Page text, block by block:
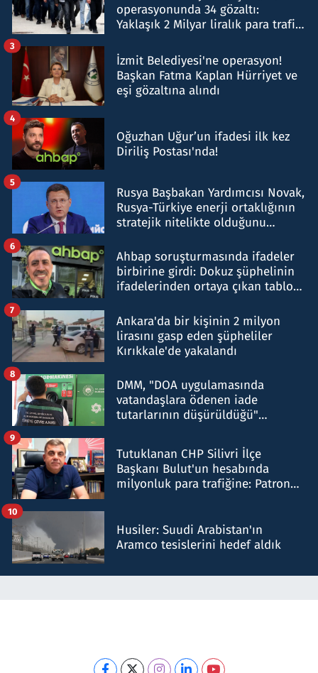
operasyonunda 34 gözaltı:
Yaklaşık 2 Milyar liralık para trafiği
İzmit Belediyesi'ne operasyon!
Başkan Fatma Kaplan Hürriyet ve
eşi gözaltına alındı
3
Oğuzhan Uğur’un ifadesi ilk kez
Diriliş Postası'nda!
4
Rusya Başbakan Yardımcısı Novak,
Rusya-Türkiye enerji ortaklığının
stratejik nitelikte olduğunu
5
Ahbap soruşturmasında ifadeler
birbirine girdi: Dokuz şüphelinin
ifadelerinden ortaya çıkan tablo
6
Ankara'da bir kişinin 2 milyon
lirasını gasp eden şüpheliler
Kırıkkale'de yakalandı
7
DMM, "DOA uygulamasında
vatandaşlara ödenen iade
tutarlarının düşürüldüğü"
8
Tutuklanan CHP Silivri İlçe
Başkanı Bulut'un hesabında
milyonluk para trafiğine: Patron
9
Husiler: Suudi Arabistan'ın
Aramco tesislerini hedef aldık
10